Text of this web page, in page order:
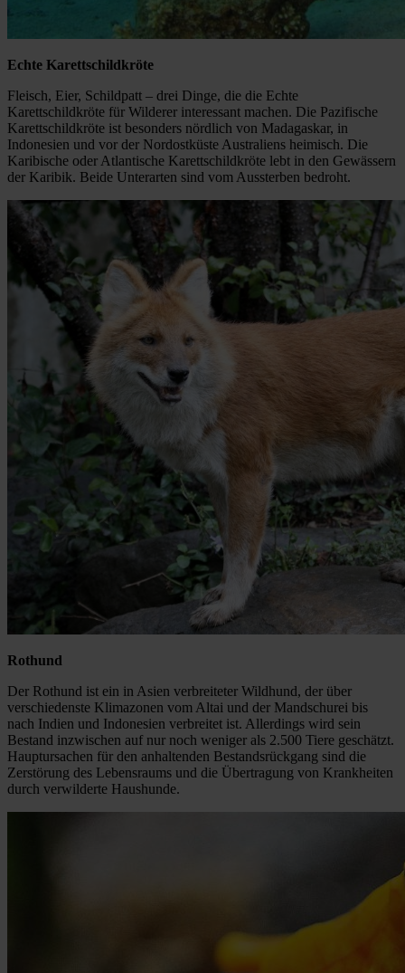
Echte Karettschildkröte
Fleisch, Eier, Schildpatt – drei Dinge, die die Echte
Karettschildkröte für Wilderer interessant machen. Die Pazifische
Karettschildkröte ist besonders nördlich von Madagaskar, in
Indonesien und vor der Nordostküste Australiens heimisch. Die
Karibische oder Atlantische Karettschildkröte lebt in den Gewässern
der Karibik. Beide Unterarten sind vom Aussterben bedroht.
Rothund
Der Rothund ist ein in Asien verbreiteter Wildhund, der über
verschiedenste Klimazonen vom Altai und der Mandschurei bis
nach Indien und Indonesien verbreitet ist. Allerdings wird sein
Bestand inzwischen auf nur noch weniger als 2.500 Tiere geschätzt.
Hauptursachen für den anhaltenden Bestandsrückgang sind die
Zerstörung des Lebensraums und die Übertragung von Krankheiten
durch verwilderte Haushunde.